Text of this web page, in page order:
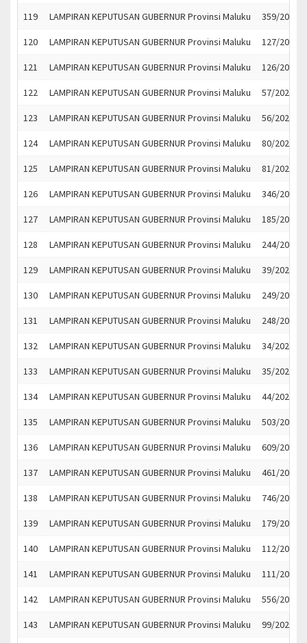
119 LAMPIRAN KEPUTUSAN GUBERNUR Provinsi Maluku 359/2023
120 LAMPIRAN KEPUTUSAN GUBERNUR Provinsi Maluku 127/2023
121 LAMPIRAN KEPUTUSAN GUBERNUR Provinsi Maluku 126/2023
122 LAMPIRAN KEPUTUSAN GUBERNUR Provinsi Maluku 57/2023
123 LAMPIRAN KEPUTUSAN GUBERNUR Provinsi Maluku 56/2023
124 LAMPIRAN KEPUTUSAN GUBERNUR Provinsi Maluku 80/2023
125 LAMPIRAN KEPUTUSAN GUBERNUR Provinsi Maluku 81/2023
126 LAMPIRAN KEPUTUSAN GUBERNUR Provinsi Maluku 346/2021
127 LAMPIRAN KEPUTUSAN GUBERNUR Provinsi Maluku 185/2022
128 LAMPIRAN KEPUTUSAN GUBERNUR Provinsi Maluku 244/2022
129 LAMPIRAN KEPUTUSAN GUBERNUR Provinsi Maluku 39/2022
130 LAMPIRAN KEPUTUSAN GUBERNUR Provinsi Maluku 249/2022
131 LAMPIRAN KEPUTUSAN GUBERNUR Provinsi Maluku 248/2022
132 LAMPIRAN KEPUTUSAN GUBERNUR Provinsi Maluku 34/2022
133 LAMPIRAN KEPUTUSAN GUBERNUR Provinsi Maluku 35/2022
134 LAMPIRAN KEPUTUSAN GUBERNUR Provinsi Maluku 44/2021
135 LAMPIRAN KEPUTUSAN GUBERNUR Provinsi Maluku 503/2021
136 LAMPIRAN KEPUTUSAN GUBERNUR Provinsi Maluku 609/2021
137 LAMPIRAN KEPUTUSAN GUBERNUR Provinsi Maluku 461/2021
138 LAMPIRAN KEPUTUSAN GUBERNUR Provinsi Maluku 746/2021
139 LAMPIRAN KEPUTUSAN GUBERNUR Provinsi Maluku 179/2021
140 LAMPIRAN KEPUTUSAN GUBERNUR Provinsi Maluku 112/2021
141 LAMPIRAN KEPUTUSAN GUBERNUR Provinsi Maluku 111/2021
142 LAMPIRAN KEPUTUSAN GUBERNUR Provinsi Maluku 556/2021
143 LAMPIRAN KEPUTUSAN GUBERNUR Provinsi Maluku 99/2022